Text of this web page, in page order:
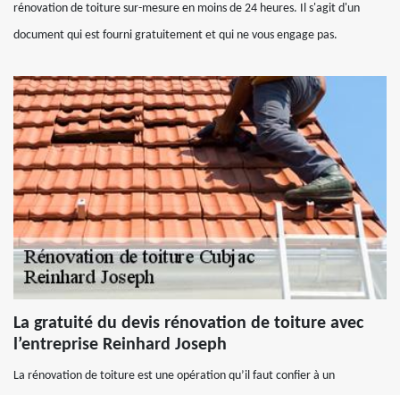
rénovation de toiture sur-mesure en moins de 24 heures. Il s'agit d'un
document qui est fourni gratuitement et qui ne vous engage pas.
La gratuité du devis rénovation de toiture avec
l’entreprise Reinhard Joseph
La rénovation de toiture est une opération qu’il faut confier à un